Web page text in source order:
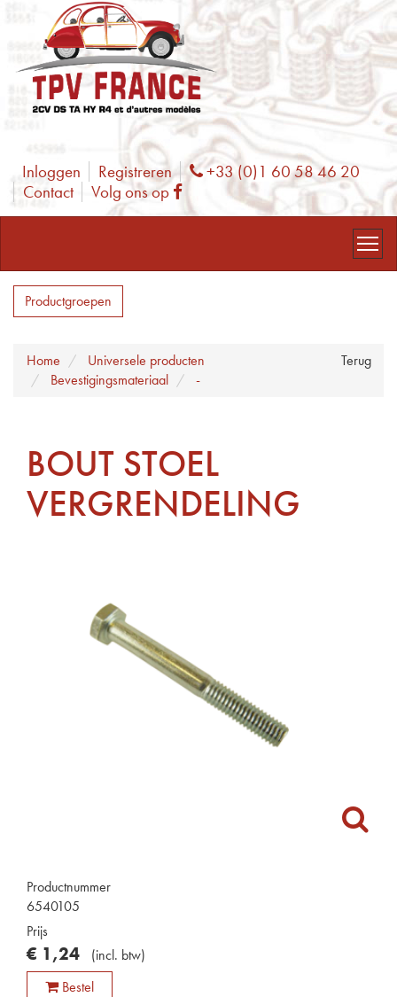
Inloggen Registreren Phone
+33 (0)1 60 58 46 20
Contact
Volg ons op Facebook
Productgroepen
Terug
Home
Universele producten
Bevestigingsmateriaal
-
BOUT STOEL
VERGRENDELING
Productnummer
6540105
Prijs
€ 1,24 (incl. btw)
Bestel